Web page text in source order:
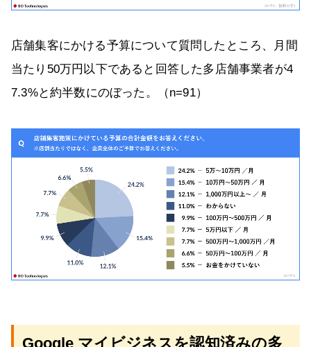
店舗集客にかける予算について質問したところ、月間
当たり50万円以下であると回答した多店舗事業者が4
7.3%と約半数にのぼった。（n=91）
Google マイビジネスを認知済みの多